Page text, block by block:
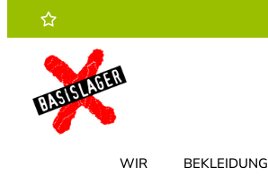
Hauptinhalt springen
Zur Suche springen
Zur Hauptnavigation springen
WIR BEKLEIDUNG